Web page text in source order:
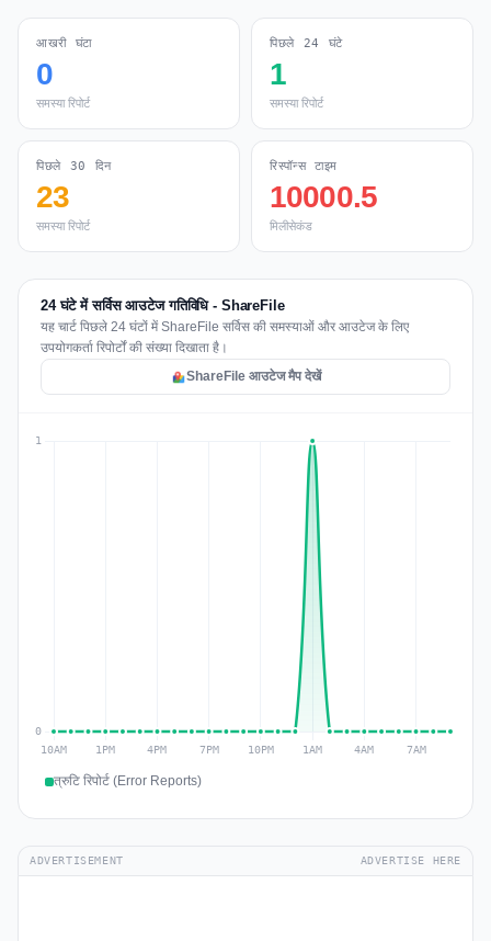
आखरी घंटा
0
समस्या रिपोर्ट
पिछले 24 घंटे
1
समस्या रिपोर्ट
पिछले 30 दिन
23
समस्या रिपोर्ट
रिस्पॉन्स टाइम
10000.5
मिलीसेकंड
24 घंटे में सर्विस आउटेज गतिविधि - ShareFile
यह चार्ट पिछले 24 घंटों में ShareFile सर्विस की समस्याओं और आउटेज के लिए
उपयोगकर्ता रिपोर्टों की संख्या दिखाता है।
ShareFile आउटेज मैप देखें
त्रुटि रिपोर्ट (Error Reports)
ADVERTISEMENT ADVERTISE HERE